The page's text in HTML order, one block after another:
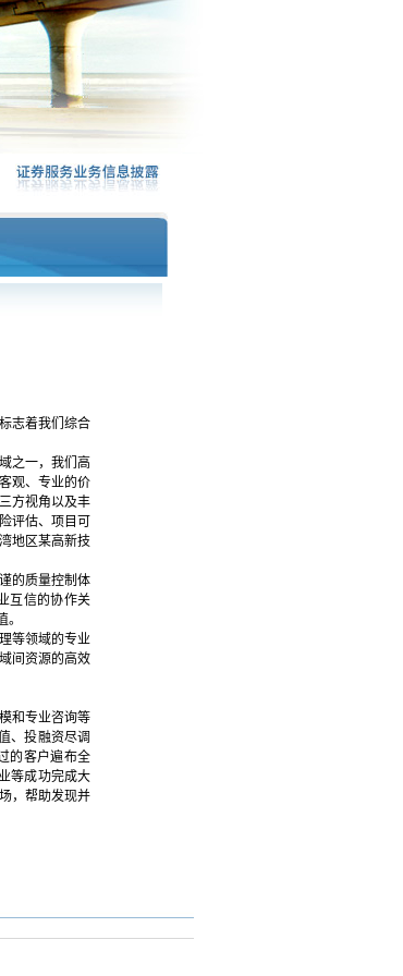
志着我们综合
之一，我们高
观、专业的价
方视角以及丰
评估、项目可
地区某高新技
的质量控制体
互信的协作关
等领域的专业
间资源的高效
和专业咨询等
、投融资尽调
的客户遍布全
等成功完成大
，帮助发现并